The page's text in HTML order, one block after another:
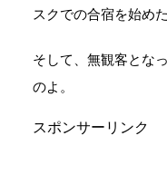
スクでの合宿を始めた
そして、無観客とな
のよ。
スポンサーリンク